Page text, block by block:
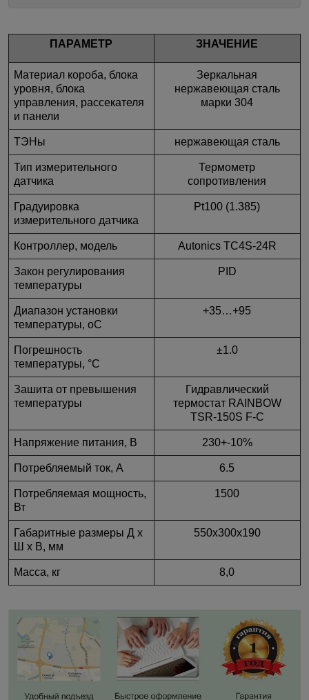
ПАРАМЕТР ЗНАЧЕНИЕ
Материал короба, блока
уровня, блока
управления, рассекателя
и панели
Зеркальная
нержавеющая сталь
марки 304
ТЭНы нержавеющая сталь
Тип измерительного
датчика
Термометр
сопротивления
Градуировка
измерительного датчика
Pt100 (1.385)
Контроллер, модель Autonics TC4S-24R
Закон регулирования
температуры
PID
Диапазон установки
температуры, оС
+35…+95
Погрешность
температуры, °С
±1.0
Зашита от превышения
температуры
Гидравлический
термостат RAINBOW
TSR-150S F-C
Напряжение питания, В 230+-10%
Потребляемый ток, А 6.5
Потребляемая мощность,
Вт
1500
Габаритные размеры Д х
Ш х В, мм
550х300х190
Масса, кг 8,0